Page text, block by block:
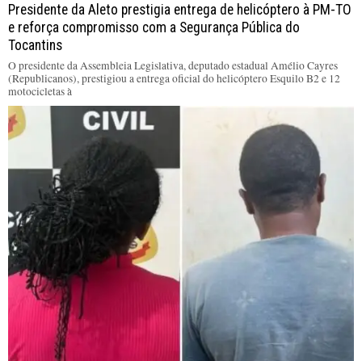
Presidente da Aleto prestigia entrega de helicóptero à PM-TO
e reforça compromisso com a Segurança Pública do
Tocantins
O presidente da Assembleia Legislativa, deputado estadual Amélio Cayres
(Republicanos), prestigiou a entrega oficial do helicóptero Esquilo B2 e 12
motocicletas à